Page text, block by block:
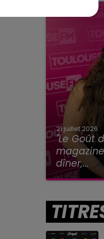
21 juillet 2026
"Le Goût
dîner,...